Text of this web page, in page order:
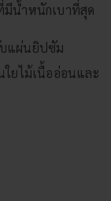
มีน้ำหนักเบาที่สุด
แผ่นยิปซัม
ใยไม้เนื้ออ่อนและ